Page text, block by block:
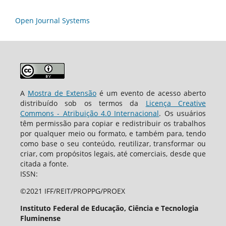
Open Journal Systems
A Mostra de Extensão é um evento de acesso aberto
distribuído sob os termos da Licença Creative
Commons - Atribuição 4.0 Internacional. Os usuários
têm permissão para copiar e redistribuir os trabalhos
por qualquer meio ou formato, e também para, tendo
como base o seu conteúdo, reutilizar, transformar ou
criar, com propósitos legais, até comerciais, desde que
citada a fonte.
ISSN:
©2021 IFF/REIT/PROPPG/PROEX
Instituto Federal de Educação, Ciência e Tecnologia
Fluminense